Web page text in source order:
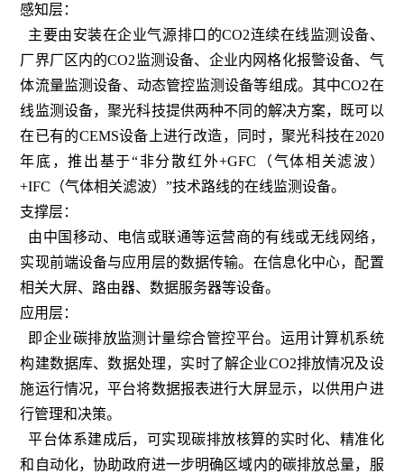
感知层：
主要由安装在企业气源排口的CO2连续在线监测设备、
厂界厂区内的CO2监测设备、企业内网格化报警设备、气
体流量监测设备、动态管控监测设备等组成。其中CO2在
线监测设备，聚光科技提供两种不同的解决方案，既可以
在已有的CEMS设备上进行改造，同时，聚光科技在2020
年底，推出基于“非分散红外+GFC（气体相关滤波）
+IFC（气体相关滤波）”技术路线的在线监测设备。
支撑层：
由中国移动、电信或联通等运营商的有线或无线网络，
实现前端设备与应用层的数据传输。在信息化中心，配置
相关大屏、路由器、数据服务器等设备。
应用层：
即企业碳排放监测计量综合管控平台。运用计算机系统
构建数据库、数据处理，实时了解企业CO2排放情况及设
施运行情况，平台将数据报表进行大屏显示，以供用户进
行管理和决策。
平台体系建成后，可实现碳排放核算的实时化、精准化
和自动化，协助政府进一步明确区域内的碳排放总量，服